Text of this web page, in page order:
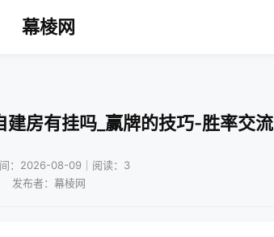
幕棱网
建房有挂吗_赢牌的技巧-胜率交流
：2026-08-09｜阅读：3
发布者：幕棱网